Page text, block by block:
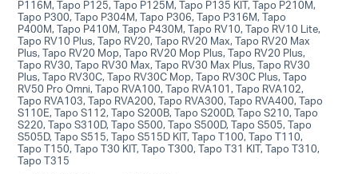
P116M, Tapo P125, Tapo P125M, Tapo P135 KIT, Tapo P210M,
Tapo P300, Tapo P304M, Tapo P306, Tapo P316M, Tapo
P400M, Tapo P410M, Tapo P430M, Tapo RV10, Tapo RV10 Lite,
Tapo RV10 Plus, Tapo RV20, Tapo RV20 Max, Tapo RV20 Max
Plus, Tapo RV20 Mop, Tapo RV20 Mop Plus, Tapo RV20 Plus,
Tapo RV30, Tapo RV30 Max, Tapo RV30 Max Plus, Tapo RV30
Plus, Tapo RV30C, Tapo RV30C Mop, Tapo RV30C Plus, Tapo
RV50 Pro Omni, Tapo RVA100, Tapo RVA101, Tapo RVA102,
Tapo RVA103, Tapo RVA200, Tapo RVA300, Tapo RVA400, Tapo
S110E, Tapo S112, Tapo S200B, Tapo S200D, Tapo S210, Tapo
S220, Tapo S310D, Tapo S500, Tapo S500D, Tapo S505, Tapo
S505D, Tapo S515, Tapo S515D KIT, Tapo T100, Tapo T110,
Tapo T150, Tapo T30 KIT, Tapo T300, Tapo T31 KIT, Tapo T310,
Tapo T315